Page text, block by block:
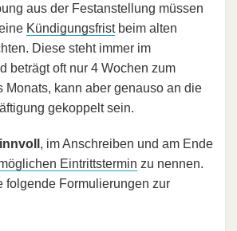
aus der Festanstellung müssen
Kündigungsfristbeim alten
Diese steht immer im
beträgt oft nur 4 Wochen zum
Monats, kann aber genauso an die
gekoppelt sein.
, im Anschreiben und am Ende
Eintrittstermin zu nennen.
folgende Formulierungen zur